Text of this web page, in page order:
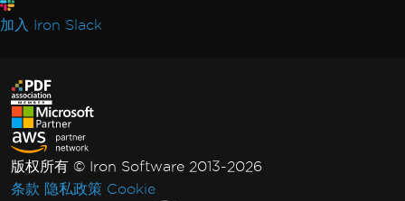
加入 Iron Slack
版权所有 © Iron Software 2013-2026
条款 隐私政策 Cookie